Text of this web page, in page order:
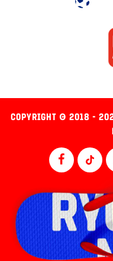
COPYRIGHT © 2018 -